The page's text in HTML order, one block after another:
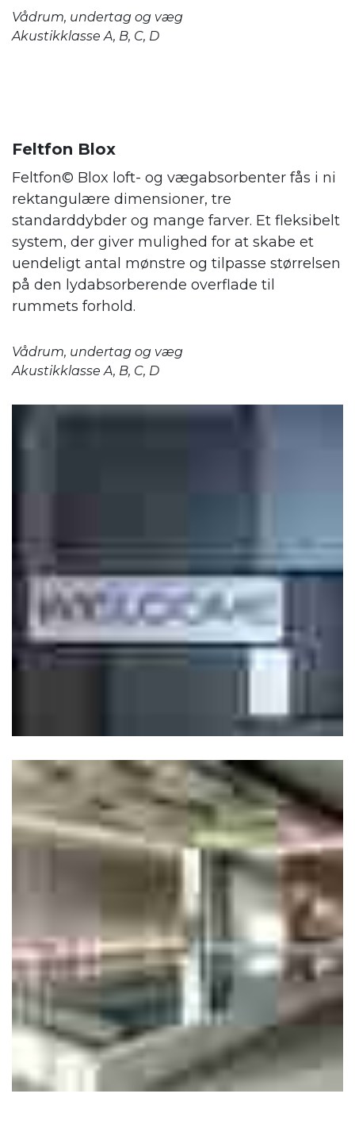
Vådrum, undertag og væg
Akustikklasse A, B, C, D
Feltfon Blox
Feltfon© Blox loft- og vægabsorbenter fås i ni
rektangulære dimensioner, tre
standarddybder og mange farver. Et fleksibelt
system, der giver mulighed for at skabe et
uendeligt antal mønstre og tilpasse størrelsen
på den lydabsorberende overflade til
rummets forhold.
Vådrum, undertag og væg
Akustikklasse A, B, C, D